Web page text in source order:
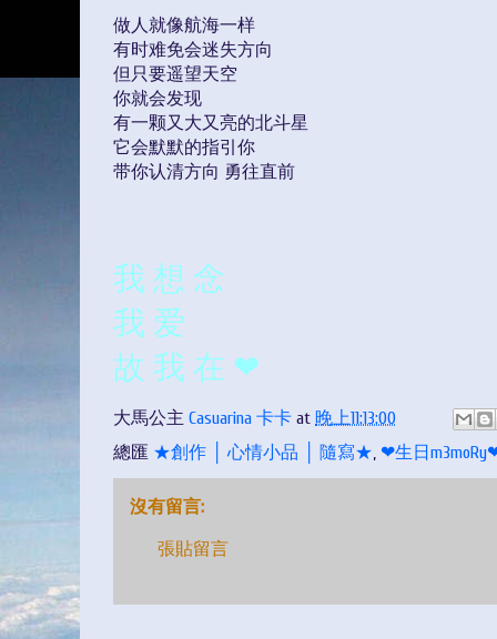
做人就像航海一样
有时难免会迷失方向
但只要遥望天空
你就会发现
有一颗又大又亮的北斗星
它会默默的指引你
带你认清方向 勇往直前
我 想 念
我 爱
故 我 在 ❤
大馬公主 Casuarina 卡卡 at 晚上11:13:00
總匯 ★創作 │ 心情小品 │ 隨寫★, ❤生日
沒有留言:
張貼留言